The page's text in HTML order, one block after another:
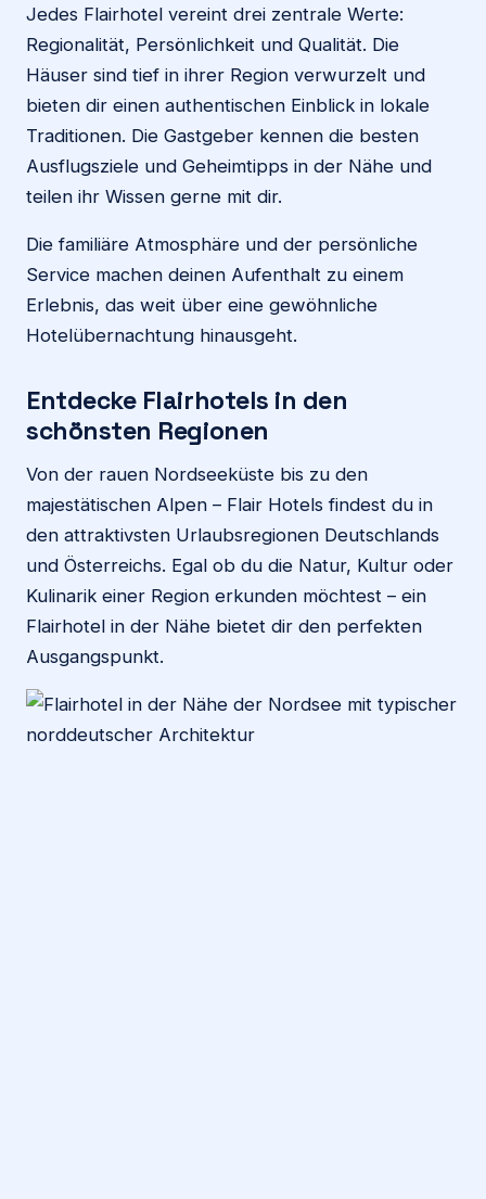
Jedes Flairhotel vereint drei zentrale Werte:
Regionalität, Persönlichkeit und Qualität. Die
Häuser sind tief in ihrer Region verwurzelt und
bieten dir einen authentischen Einblick in lokale
Traditionen. Die Gastgeber kennen die besten
Ausflugsziele und Geheimtipps in der Nähe und
teilen ihr Wissen gerne mit dir.
Die familiäre Atmosphäre und der persönliche
Service machen deinen Aufenthalt zu einem
Erlebnis, das weit über eine gewöhnliche
Hotelübernachtung hinausgeht.
Entdecke Flairhotels in den
schönsten Regionen
Von der rauen Nordseeküste bis zu den
majestätischen Alpen – Flair Hotels findest du in
den attraktivsten Urlaubsregionen Deutschlands
und Österreichs. Egal ob du die Natur, Kultur oder
Kulinarik einer Region erkunden möchtest – ein
Flairhotel in der Nähe bietet dir den perfekten
Ausgangspunkt.